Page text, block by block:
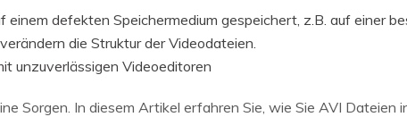
einem defekten Speichermedium gespeichert, z.B. auf einer
die Struktur der Videodateien.
unzuverlässigen Videoeditoren
Sorgen. In diesem Artikel erfahren Sie, wie Sie AVI Dateien